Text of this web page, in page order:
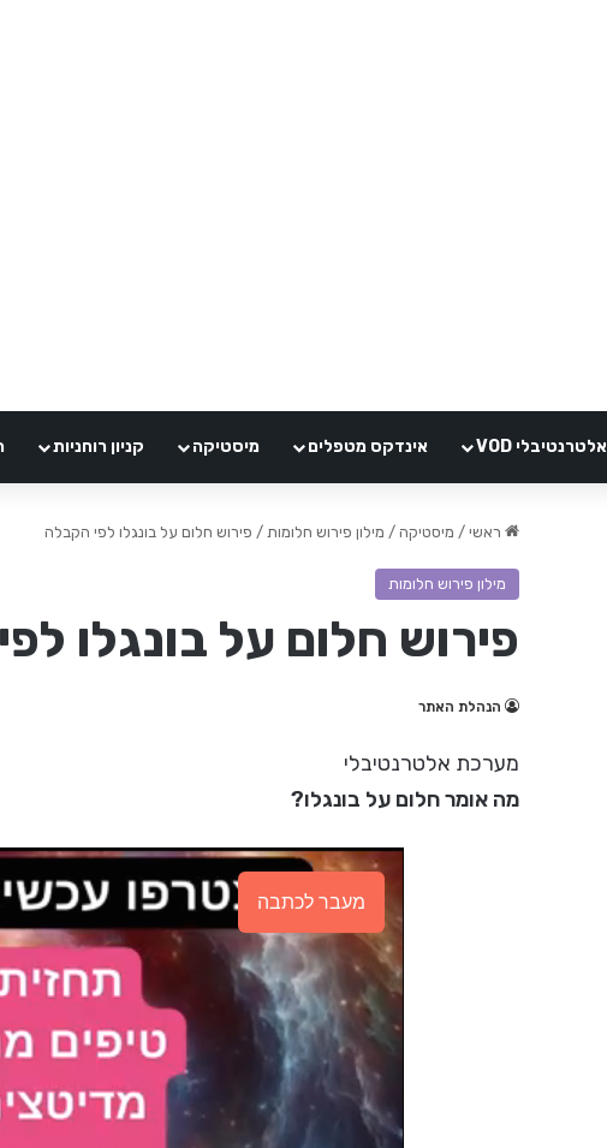
אלטרנטיבלי VOD אינדקס מטפלים מיסטיקה קניון רוחניות
ראשי / מיסטיקה / מילון פירוש חלומות / פירוש חלום על בונגלו לפי הקבלה
מילון פירוש חלומות
פירוש חלום על בונגלו
הנהלת האתר
מערכת אלטרנטיבלי
מה אומר חלום על בונגלו?
מעבר לכתבה